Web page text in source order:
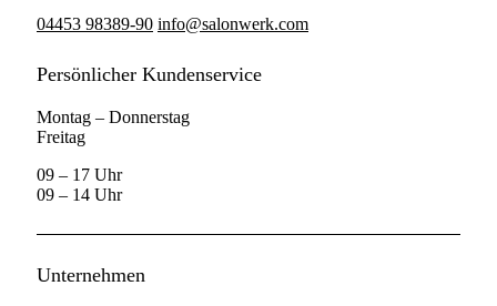
04453 98389-90 info@salonwerk.com
Persönlicher Kundenservice
Montag – Donnerstag
Freitag
09 – 17 Uhr
09 – 14 Uhr
Unternehmen